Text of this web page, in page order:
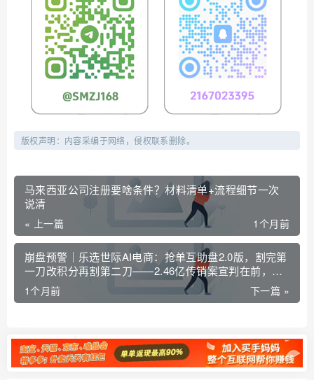
版权声明：内容采编于网络，侵权联系删除。
马来西亚公司注册要啥条件？材料清单+流程细节一次
说清
« 上一篇 1个月前
崩盘预警｜乐选世际AI电商：抢单互助盘2.0版，割完第
一刀改积分再割第二刀——2.46亿传销案宣判在前，你
的本金正在给操盘手凑判决书
下一篇 »
1个月前